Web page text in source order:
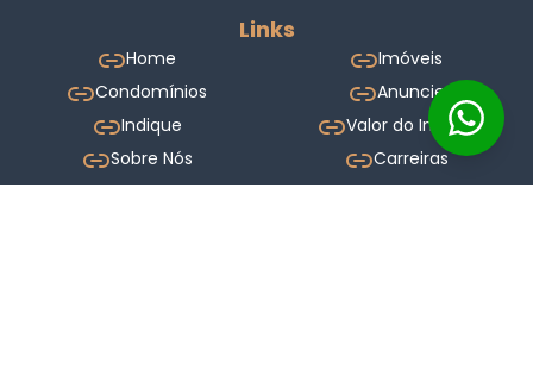
Links
Home
Imóveis
Condomínios
Anuncie
Indique
Valor do Imóvel
Sobre Nós
Carreiras
Blog